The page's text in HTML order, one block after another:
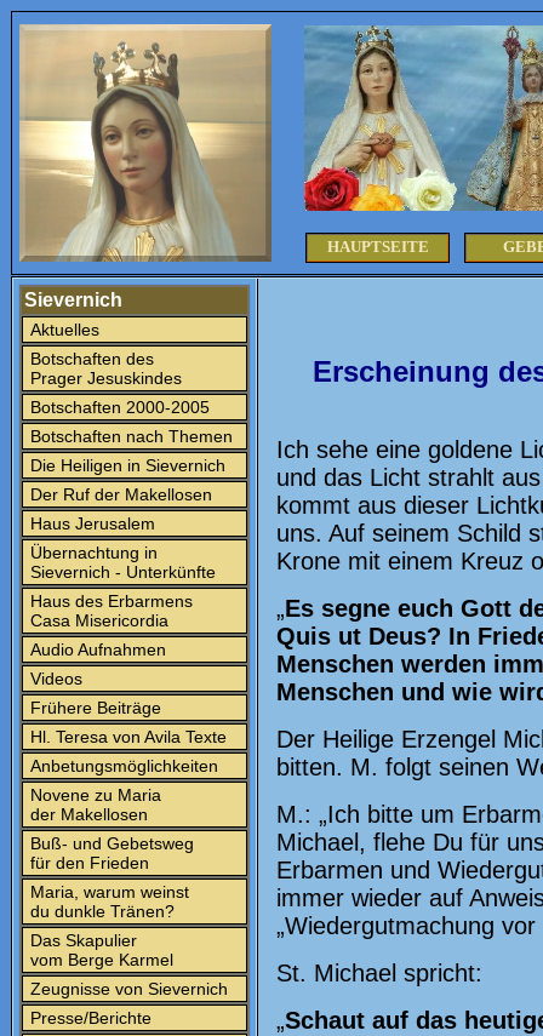
HAUPTSEITE
Sievernich
Aktuelles
Botschaften des
Prager Jesuskindes
Botschaften 2000-2005
Botschaften nach Themen
Die Heiligen in Sievernich
Der Ruf der Makellosen
Haus Jerusalem
Übernachtung in
Sievernich - Unterkünfte
Haus des Erbarmens
Casa Misericordia
Audio Aufnahmen
Videos
Frühere Beiträge
Hl. Teresa von Avila Texte
Anbetungsmöglichkeiten
Novene zu Maria
der Makellosen
Buß- und Gebetsweg
für den Frieden
Maria, warum weinst
du dunkle Tränen?
Das Skapulier
vom Berge Karmel
Zeugnisse von Sievernich
Presse/Berichte
Erscheinung
Ich sehe eine goldene
und das Licht strahlt
kommt aus dieser
uns. Auf seinem Schild
Krone mit einem Kreuz
„Es segne euch Gott
Quis ut Deus? In
Menschen werden
Menschen und wie
Der Heilige Erzengel
bitten. M. folgt seinen
M.: „Ich bitte um
Michael, flehe Du für
Erbarmen und
immer wieder auf
„Wiedergutmachung
St. Michael spricht:
„Schaut auf das